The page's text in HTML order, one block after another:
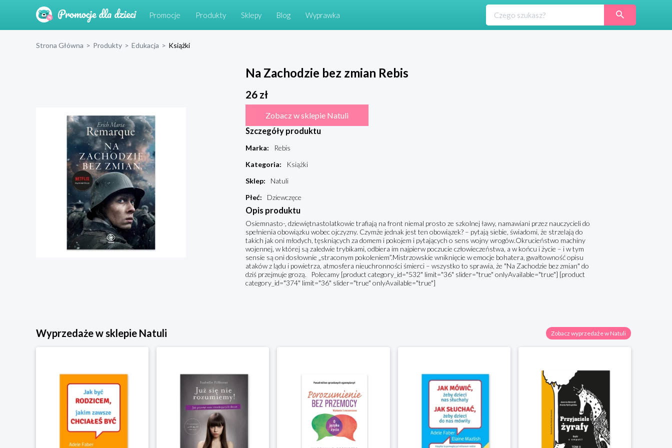
Promocje Produkty Sklepy Blog Wyprawka
Strona Główna > Produkty > Edukacja > Książki
Na Zachodzie bez zmian Rebis
26zł
Zobacz w sklepie Natuli
Szczegóły produktu
Marka:
Rebis
Kategoria:
Książki
Sklep:
Natuli
Płeć: Dziewczęce
Opis produktu
Osiemnasto-, dziewiętnastolatkowie trafiają na front niemal prosto ze szkolnej ławy, namawiani przez nauczycieli do
spełnienia obowiązku wobec ojczyzny. Czymże jednak jest ten obowiązek? – pytają siebie, świadomi, że strzelają do
takich jak oni młodych, tęskniących za domem i pokojem i pytających o sens wojny wrogów.Okrucieństwo machiny
wojennej, w której są zaledwie trybikami, odbiera im najpierw poczucie człowieczeństwa, a w końcu i życie – i w tym
sensie są oni dosłownie „straconym pokoleniem”.Mistrzowskie wniknięcie w emocje bohatera, gwałtowność opisu
ataków z lądu i powietrza, atmosfera nieuchronności śmierci – wszystko to sprawia, że "Na Zachodzie bez zmian" do
dziś przejmuje grozą. Polecamy [product category_id="532" limit="36" slider="true" onlyAvailable="true"] [product
category_id="374" limit="36" slider="true" onlyAvailable="true"]
Wyprzedaże w sklepie Natuli Zobacz wyprzedaże w Natuli